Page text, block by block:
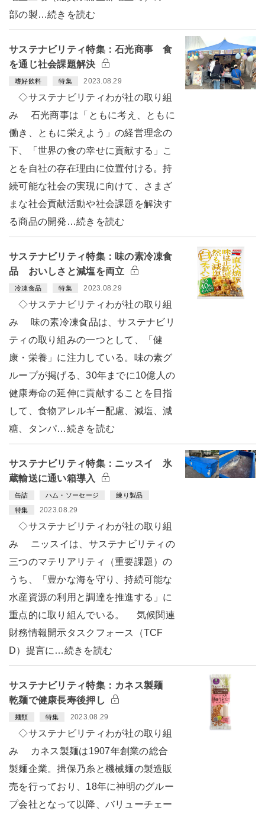
部の製…続きを読む
サステナビリティ特集：石光商事 食
を通じ社会課題解決
嗜好飲料 特集 2023.08.29
◇サステナビリティわが社の取り組
み 石光商事は「ともに考え、ともに
働き、ともに栄えよう」の経営理念の
下、「世界の食の幸せに貢献する」こ
とを自社の存在理由に位置付ける。持
続可能な社会の実現に向けて、さまざ
まな社会貢献活動や社会課題を解決す
る商品の開発…続きを読む
サステナビリティ特集：味の素冷凍食
品 おいしさと減塩を両立
冷凍食品 特集 2023.08.29
◇サステナビリティわが社の取り組
み 味の素冷凍食品は、サステナビリ
ティの取り組みの一つとして、「健
康・栄養」に注力している。味の素グ
ループが掲げる、30年までに10億人の
健康寿命の延伸に貢献することを目指
して、食物アレルギー配慮、減塩、減
糖、タンパ…続きを読む
サステナビリティ特集：ニッスイ 氷
蔵輸送に通い箱導入
缶詰 ハム・ソーセージ 練り製品
特集 2023.08.29
◇サステナビリティわが社の取り組
み ニッスイは、サステナビリティの
三つのマテリアリティ（重要課題）の
うち、「豊かな海を守り、持続可能な
水産資源の利用と調達を推進する」に
重点的に取り組んでいる。 気候関連
財務情報開示タスクフォース（TCF
D）提言に…続きを読む
サステナビリティ特集：カネス製麺
乾麺で健康長寿後押し
麺類 特集 2023.08.29
◇サステナビリティわが社の取り組
み カネス製麺は1907年創業の総合
製麺企業。揖保乃糸と機械麺の製造販
売を行っており、18年に神明のグルー
プ会社となって以降、バリューチェー